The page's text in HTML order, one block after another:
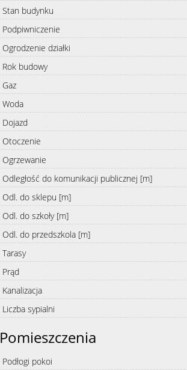
Stan budynku
Podpiwniczenie
Ogrodzenie działki
Rok budowy
Gaz
Woda
Dojazd
Otoczenie
Ogrzewanie
Odległość do komunikacji publicznej [m]
Odl. do sklepu [m]
Odl. do szkoły [m]
Odl. do przedszkola [m]
Tarasy
Prąd
Kanalizacja
Liczba sypialni
Pomieszczenia
Podłogi pokoi